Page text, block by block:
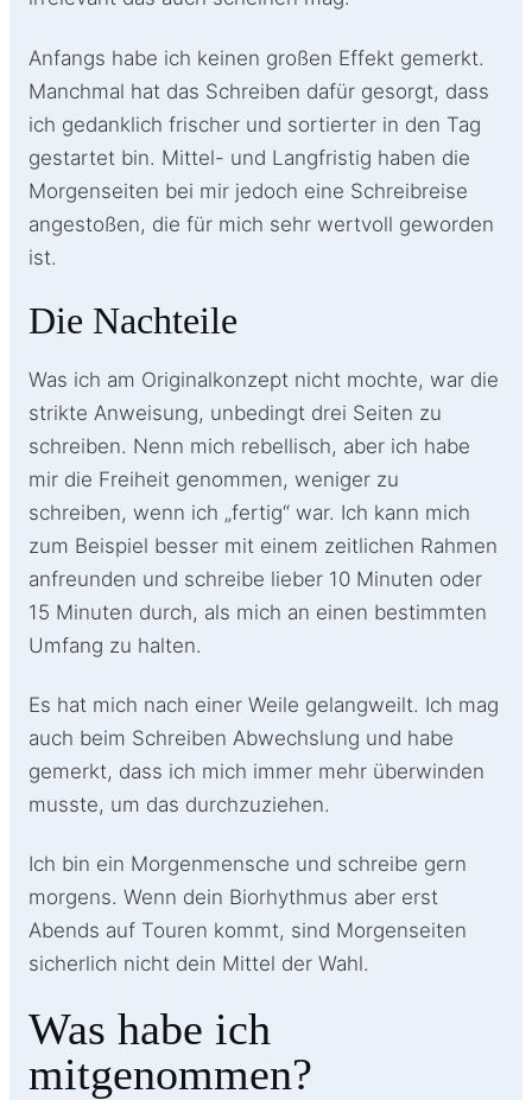
Anfangs habe ich keinen großen Effekt gemerkt.
Manchmal hat das Schreiben dafür gesorgt, dass
ich gedanklich frischer und sortierter in den Tag
gestartet bin. Mittel- und Langfristig haben die
Morgenseiten bei mir jedoch eine Schreibreise
angestoßen, die für mich sehr wertvoll geworden
ist.
Die Nachteile
Was ich am Originalkonzept nicht mochte, war die
strikte Anweisung, unbedingt drei Seiten zu
schreiben. Nenn mich rebellisch, aber ich habe
mir die Freiheit genommen, weniger zu
schreiben, wenn ich „fertig“ war. Ich kann mich
zum Beispiel besser mit einem zeitlichen Rahmen
anfreunden und schreibe lieber 10 Minuten oder
15 Minuten durch, als mich an einen bestimmten
Umfang zu halten.
Es hat mich nach einer Weile gelangweilt. Ich mag
auch beim Schreiben Abwechslung und habe
gemerkt, dass ich mich immer mehr überwinden
musste, um das durchzuziehen.
Ich bin ein Morgenmensche und schreibe gern
morgens. Wenn dein Biorhythmus aber erst
Abends auf Touren kommt, sind Morgenseiten
sicherlich nicht dein Mittel der Wahl.
Was habe ich
mitgenommen?